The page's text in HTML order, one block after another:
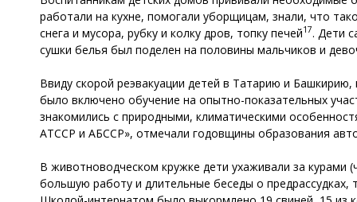
работали на кухне, помогали уборщицам, знали, что
снега и мусора, рубку и колку дров, топку печей17. Дети
сушки белья был поделен на половины мальчиков и
Ввиду скорой реэвакуации детей в Татарию и
было включено обучение на опытно-показательных
знакомились с природными, климатическими
АТССР и АБССР», отмечали годовщины образования
В животноводческом кружке дети ухаживали за курами
большую работу и длительные беседы о предрассудках,